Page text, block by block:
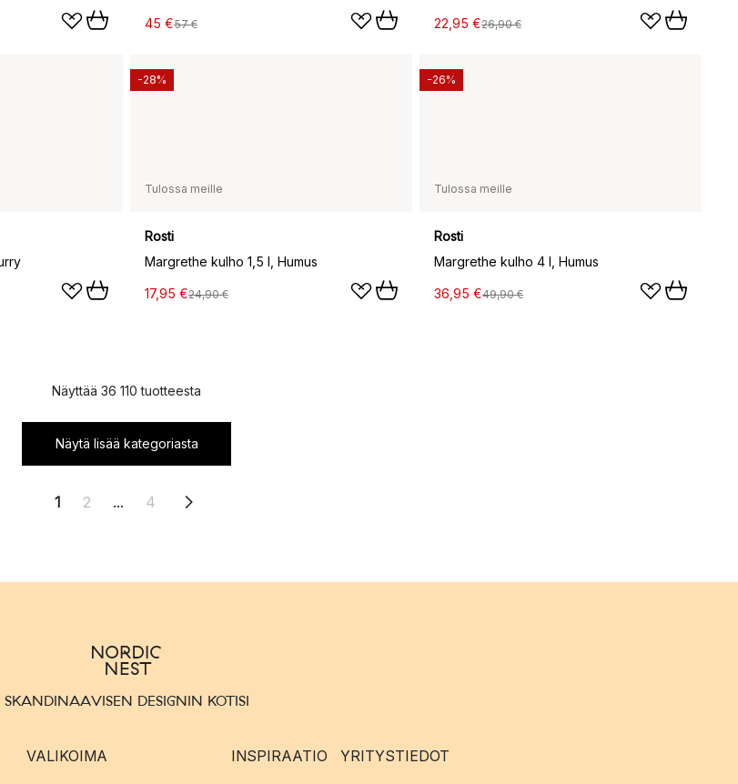
45 €57 € 22,95 €26,90 €
Tulossa meille
Rosti
Margrethe kulho 1,5 l, Humus
17,95 €24,90 €
-28%
Tulossa meille
Rosti
Margrethe kulho 4 l, Humus
36,95 €49,90 €
-26%
Näyttää 36 110 tuotteesta
Näytä lisää kategoriasta
1 2 ... 4
SKANDINAAVISEN DESIGNIN KOTISI
VALIKOIMA INSPIRAATIO YRITYSTIEDOT